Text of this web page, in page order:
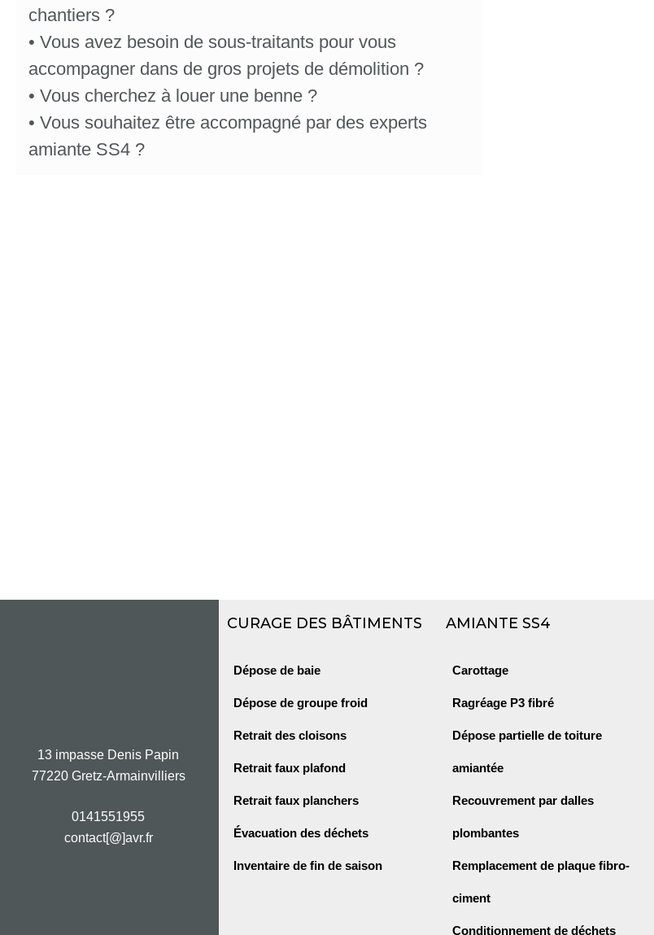
chantiers ?
• Vous avez besoin de sous-traitants pour vous
accompagner dans de gros projets de démolition ?
• Vous cherchez à louer une benne ?
• Vous souhaitez être accompagné par des experts
amiante SS4 ?
13 impasse Denis Papin
77220 Gretz-Armainvilliers
0141551955
contact[@]avr.fr
CURAGE DES BÂTIMENTS
Dépose de baie
Dépose de groupe froid
Retrait des cloisons
Retrait faux plafond
Retrait faux planchers
Évacuation des déchets
Inventaire de fin de saison
AMIANTE SS4
Carottage
Ragréage P3 fibré
Dépose partielle de toiture
amiantée
Recouvrement par dalles
plombantes
Remplacement de plaque fibro-
ciment
Conditionnement de déchets